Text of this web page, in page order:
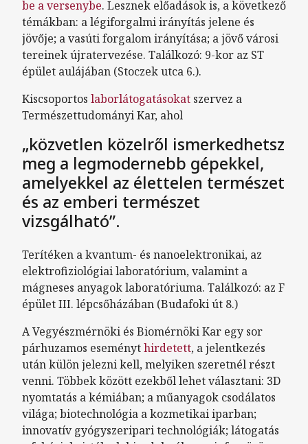
be a versenybe. Lesznek előadások is, a következő
témákban: a légiforgalmi irányítás jelene és
jövője; a vasúti forgalom irányítása; a jövő városi
tereinek újratervezése. Találkozó: 9-kor az ST
épület aulájában (Stoczek utca 6.).
Kiscsoportos laborlátogatásokat szervez a
Természettudományi Kar, ahol
„közvetlen közelről ismerkedhetsz
meg a legmodernebb gépekkel,
amelyekkel az élettelen természet
és az emberi természet
vizsgálható”.
Terítéken a kvantum- és nanoelektronikai, az
elektrofiziológiai laboratórium, valamint a
mágneses anyagok laboratóriuma. Találkozó: az F
épület III. lépcsőházában (Budafoki út 8.)
A Vegyészmérnöki és Biomérnöki Kar egy sor
párhuzamos eseménythirdetett, a jelentkezés
után külön jelezni kell, melyiken szeretnél részt
venni. Többek között ezekből lehet választani: 3D
nyomtatás a kémiában; a műanyagok csodálatos
világa; biotechnológia a kozmetikai iparban;
innovatív gyógyszeripari technológiák; látogatás